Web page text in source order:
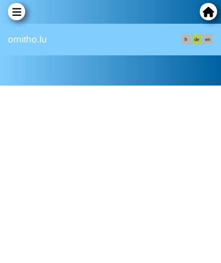
ornitho.lu fr de en